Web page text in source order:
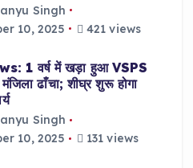
Singh
10, 2025
421 views
1 वर्ष में खड़ा हुआ VSPS
ढाँचा; शीघ्र शुरू होगा
Singh
10, 2025
131 views